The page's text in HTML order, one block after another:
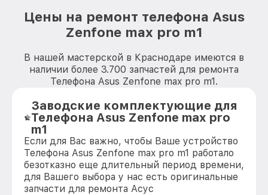
Цены на ремонт телефона Asus
Zenfone max pro m1
В нашей мастерской в Краснодаре имеются в
наличии более 3.700 запчастей для ремонта
Телефона Asus Zenfone max pro m1.
Заводские комплектующие для
Телефона Asus Zenfone max pro
m1
Если для Вас важно, чтобы Ваше устройство
Телефона Asus Zenfone max pro m1 работало
безотказно еще длительный период времени,
для Вашего выбора у нас есть оригинальные
запчасти для ремонта Асус